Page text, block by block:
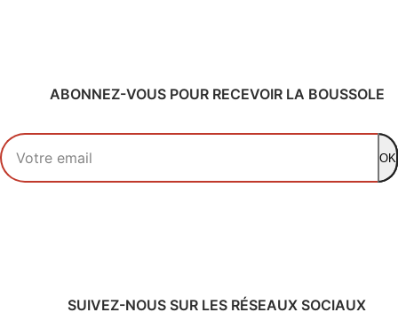
ABONNEZ-VOUS POUR RECEVOIR LA BOUSSOLE
Votre adresse email
OK
SUIVEZ-NOUS SUR LES RÉSEAUX SOCIAUX